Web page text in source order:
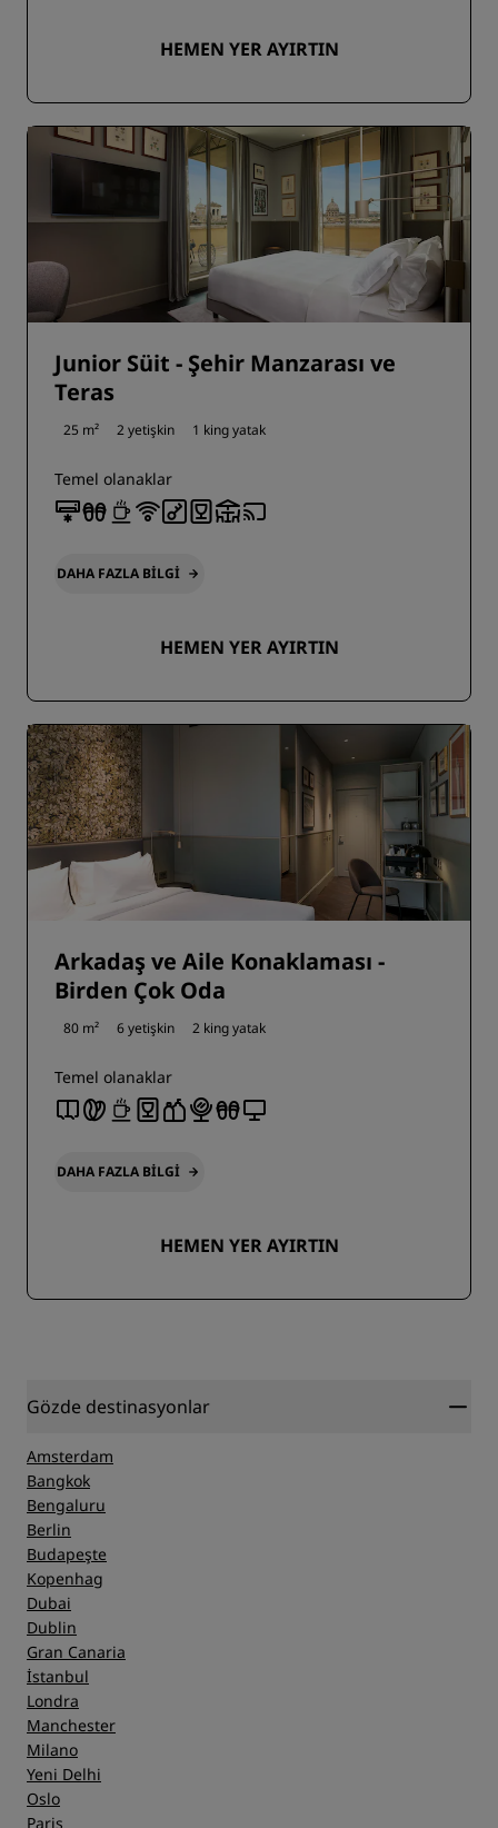
HEMEN YER AYIRTIN
Junior Süit - Şehir Manzarası ve
Teras
25 m² 2 yetişkin 1 king yatak
Temel olanaklar
DAHA FAZLA BILGI
HEMEN YER AYIRTIN
Arkadaş ve Aile Konaklaması -
Birden Çok Oda
80 m² 6 yetişkin 2 king yatak
Temel olanaklar
DAHA FAZLA BILGI
HEMEN YER AYIRTIN
Gözde destinasyonlar
Amsterdam
Bangkok
Bengaluru
Berlin
Budapeşte
Kopenhag
Dubai
Dublin
Gran Canaria
İstanbul
Londra
Manchester
Milano
Yeni Delhi
Oslo
Paris